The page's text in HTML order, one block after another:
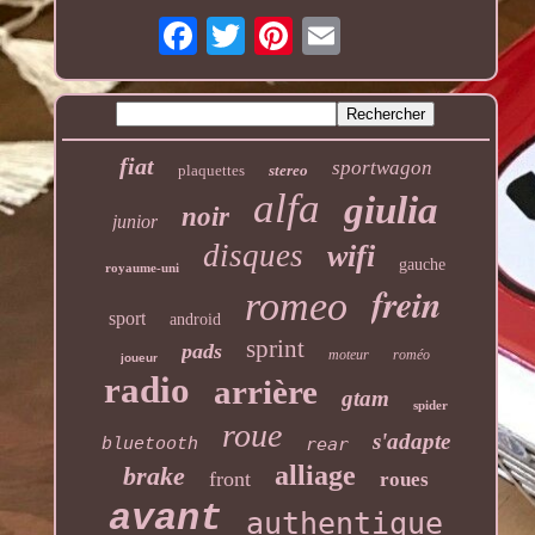
fiat plaquettes stereo sportwagon
junior noir alfa giulia
royaume-uni disques wifi gauche
sport android romeo frein
joueur pads sprint moteur roméo
radio arrière gtam spider
bluetooth roue rear s'adapte
brake front alliage roues
avant authentique